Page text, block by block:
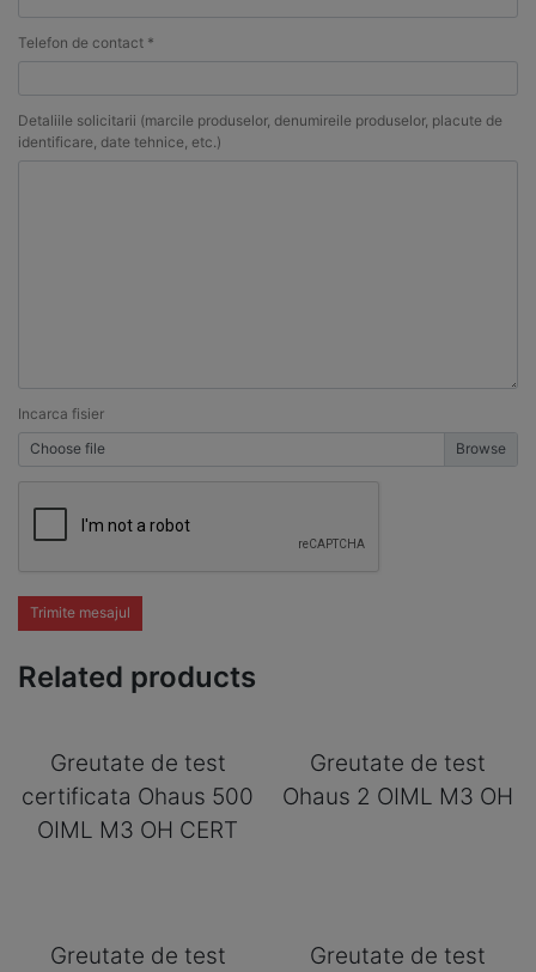
Telefon de contact *
Detaliile solicitarii (marcile produselor, denumireile produselor, placute de
identificare, date tehnice, etc.)
Incarca fisier
Choose file
Trimite mesajul
Related products
Greutate de test
certificata Ohaus 500
OIML M3 OH CERT
Greutate de test
Ohaus 2 OIML M3 OH
Greutate de test
Greutate de test